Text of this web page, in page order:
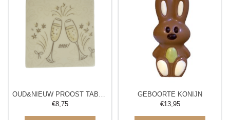
OUD&NIEUW PROOST TABLET
€8,75
GEBOORTE KONIJN
€13,95